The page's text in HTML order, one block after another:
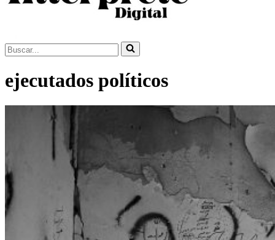
Buscar...
ejecutados políticos